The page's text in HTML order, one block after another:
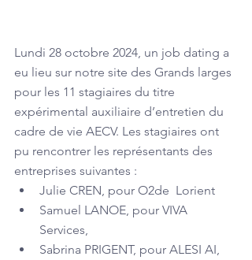
Lundi 28 octobre 2024, un job dating a
eu lieu sur notre site des Grands larges
pour les 11 stagiaires du titre
expérimental auxiliaire d’entretien du
cadre de vie AECV. Les stagiaires ont
pu rencontrer les représentants des
entreprises suivantes :
Julie CREN, pour O2de  Lorient
Samuel LANOE, pour VIVA
Services,
Sabrina PRIGENT, pour ALESI AI,